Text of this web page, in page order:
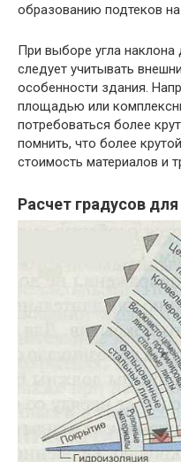
образованию подтеков
При выборе угла
следует учитывать
особенности здания.
площадью или
потребоваться более
помнить, что более
стоимость материалов и
Расчет градусов